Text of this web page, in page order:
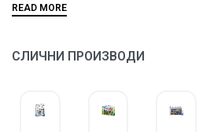
сложувалките се составени
традиција на изработка на
Совршено изработените
СЛИЧНИ ПРОИЗВОДИ